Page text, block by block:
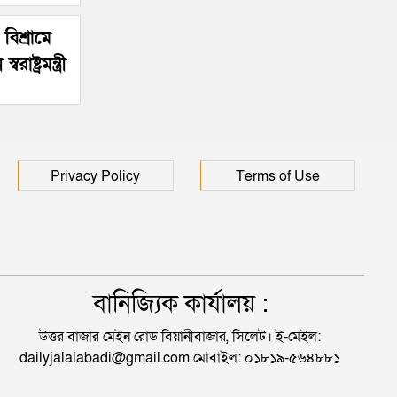
Privacy Policy Terms of Use
বানিজ্যিক কার্যালয় :
উত্তর বাজার মেইন রোড বিয়ানীবাজার, সিলেট। ই-মেইল:
dailyjalalabadi@gmail.com মোবাইল: ০১৮১৯-৫৬৪৮৮১